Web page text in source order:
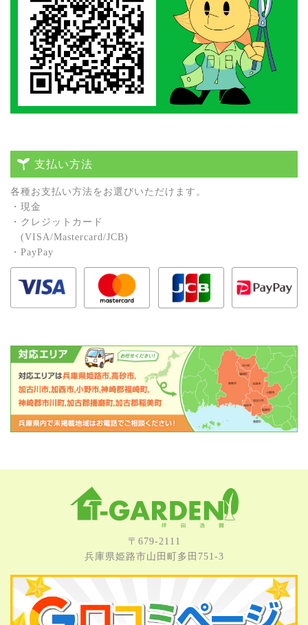
支払い方法
各種お⽀払い⽅法をお選びいただけます。
・現⾦
・クレジットカード
(VISA/Mastercard/JCB)
・PayPay
〒679-2111
兵庫県姫路市⼭⽥町多⽥751-3